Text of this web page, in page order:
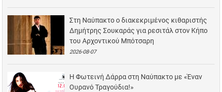
Στη Ναύπακτο ο διακεκριμένος κιθαριστής
Δημήτρης Σουκαράς για ρεσιτάλ στον Κήπο
του Αρχοντικού Μπότσαρη
2026-08-07
Η Φωτεινή Δάρρα στη Ναύπακτο με «Έναν
Ουρανό Τραγούδια!»